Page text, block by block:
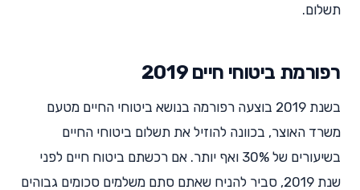
תשלום.
רפורמת ביטוחי חיים 2019
בשנת 2019 בוצעה רפורמה בנושא ביטוחי החיים מטעם
משרד האוצר, בכוונה להוזיל את תשלום ביטוחי החיים
בשיעורים של 30% ואף יותר. אם רכשתם ביטוח חיים לפני
שנת 2019, סביר להניח שאתם סתם משלמים סכומים גבוהים